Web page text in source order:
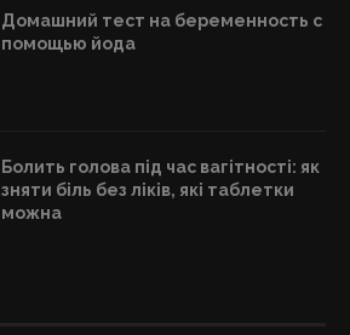
Домашний тест на беременность с
помощью йода
Болить голова під час вагітності: як
зняти біль без ліків, які таблетки
можна